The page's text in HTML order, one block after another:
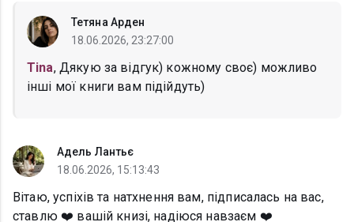
Тетяна Арден
18.06.2026, 23:27:00
Tina, Дякую за відгук) кожному своє) можливо
інші мої книги вам підійдуть)
Адель Лантьє
18.06.2026, 15:13:43
Вітаю, успіхів та натхнення вам, підписалась на вас,
ставлю ❤️ вашій книзі, надіюся навзаєм ❤️